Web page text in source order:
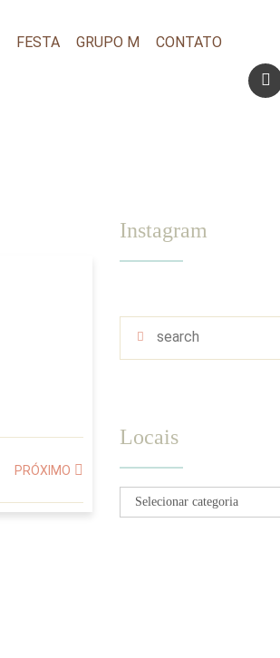
FESTA GRUPO M CONTATO
PRÓXIMO
Instagram
Locais